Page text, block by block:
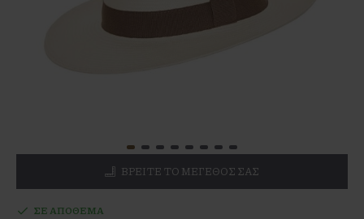
ΒΡΕΊΤΕ ΤΟ ΜΕΓΕΘΌΣ ΣΑΣ
ΣΕ ΑΠΌΘΕΜΑ